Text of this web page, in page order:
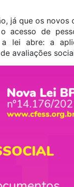
já que os novos
acesso de
lei abre: a
avaliações